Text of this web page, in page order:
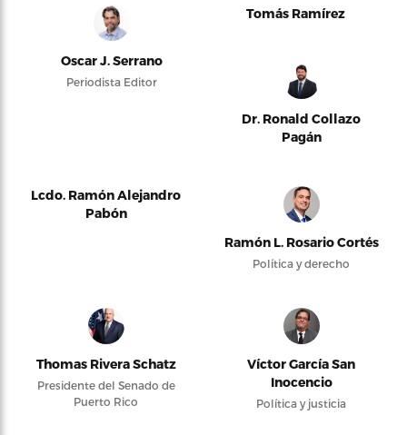
Oscar J. Serrano
Periodista Editor
Tomás Ramírez
Dr. Ronald Collazo
Pagán
Lcdo. Ramón Alejandro
Pabón
Ramón L. Rosario Cortés
Política y derecho
Thomas Rivera Schatz
Presidente del Senado de
Puerto Rico
Víctor García San
Inocencio
Política y justicia